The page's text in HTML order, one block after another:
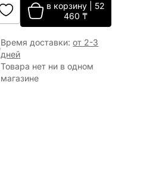
в корзину| 52
460 ₸
Время доставки:от 2-3
дней
Товара нет ни в одном
магазине